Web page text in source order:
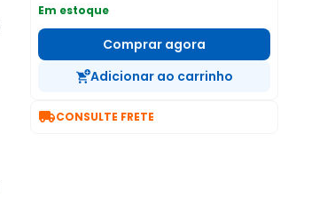
Em estoque
Comprar agora
Adicionar ao carrinho
CONSULTE FRETE